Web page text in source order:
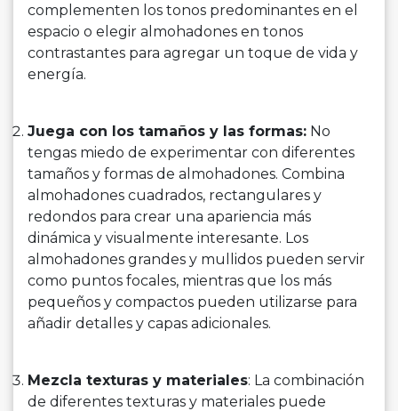
complementen los tonos predominantes en el
espacio o elegir almohadones en tonos
contrastantes para agregar un toque de vida y
energía.
Juega con los tamaños y las formas: No
tengas miedo de experimentar con diferentes
tamaños y formas de almohadones. Combina
almohadones cuadrados, rectangulares y
redondos para crear una apariencia más
dinámica y visualmente interesante. Los
almohadones grandes y mullidos pueden servir
como puntos focales, mientras que los más
pequeños y compactos pueden utilizarse para
añadir detalles y capas adicionales.
Mezcla texturas y materiales: La combinación
de diferentes texturas y materiales puede